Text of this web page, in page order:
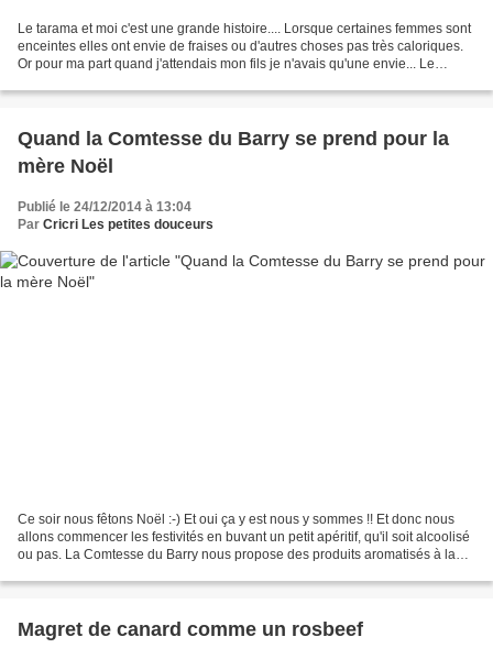
Le tarama et moi c'est une grande histoire.... Lorsque certaines femmes sont
enceintes elles ont envie de fraises ou d'autres choses pas très caloriques.
Or pour ma part quand j'attendais mon fils je n'avais qu'une envie... Le
Quand la Comtesse du Barry se prend pour la
mère Noël
Publié le 24/12/2014 à 13:04
Par Cricri Les petites douceurs
Ce soir nous fêtons Noël :-) Et oui ça y est nous y sommes !! Et donc nous
allons commencer les festivités en buvant un petit apéritif, qu'il soit alcoolisé
ou pas. La Comtesse du Barry nous propose des produits aromatisés à la
Magret de canard comme un rosbeef